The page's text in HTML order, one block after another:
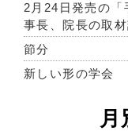
2月24日発売の「
事長、院長の取
節分
新しい形の学会
月